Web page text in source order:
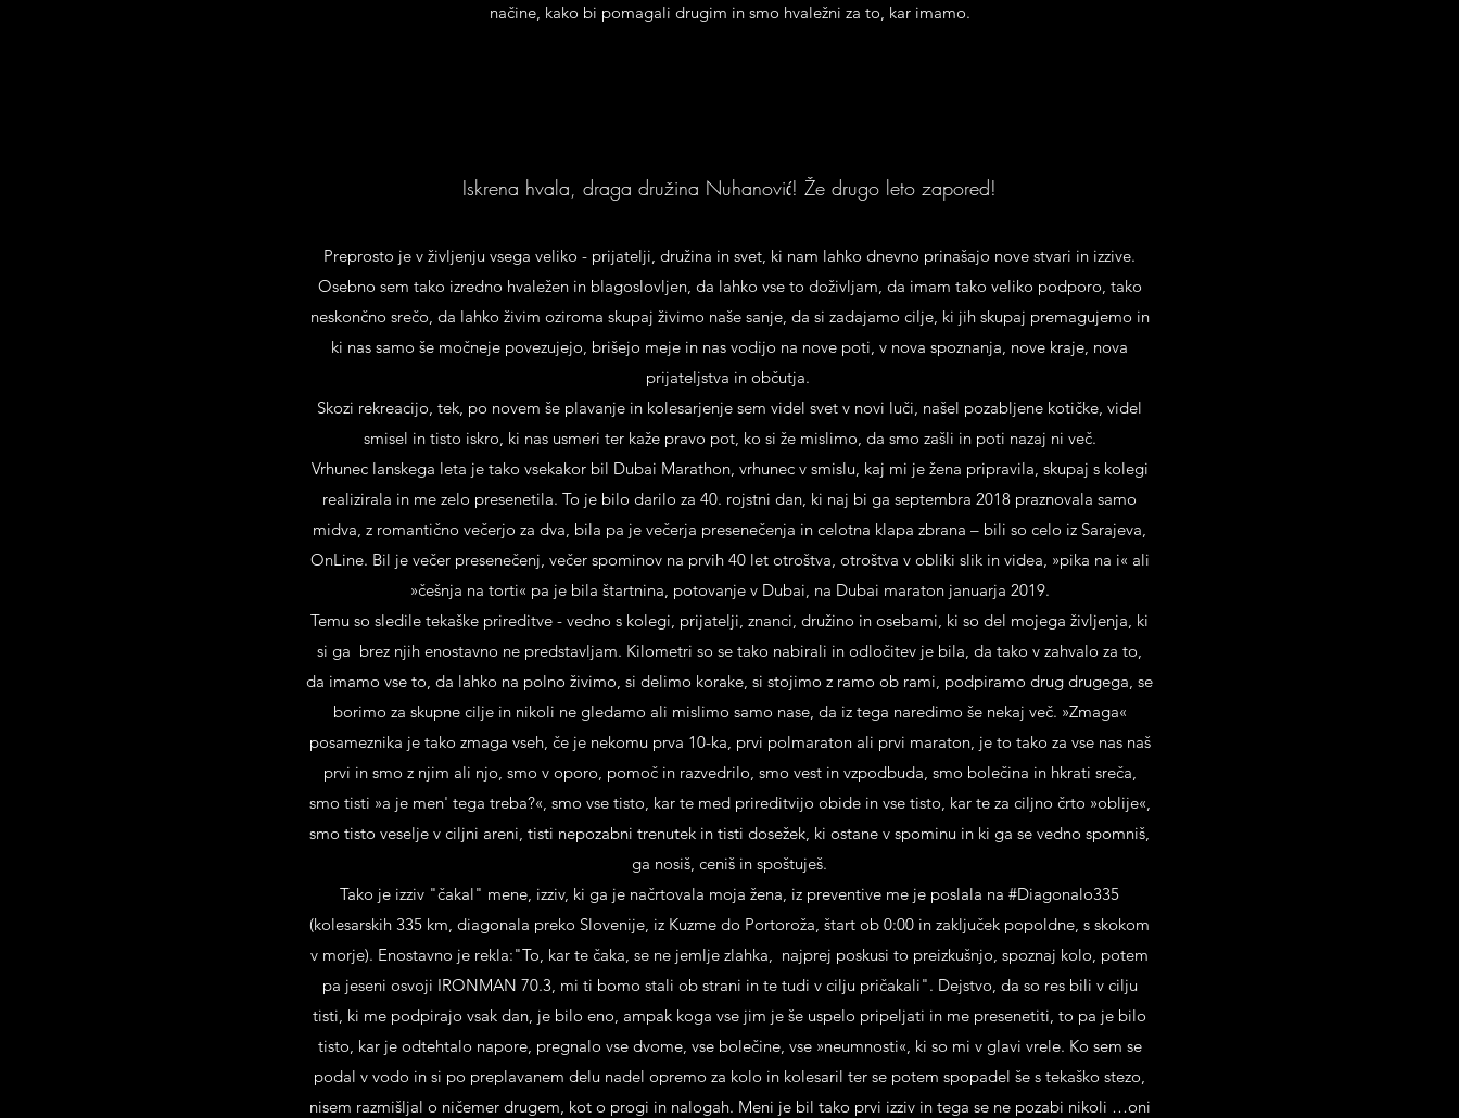
načine, kako bi pomagali drugim in smo hvaležni za to, kar imamo.
Iskrena hvala, draga družina Nuhanović! Že drugo leto zapored!
Preprosto je v življenju vsega veliko - prijatelji, družina in svet, ki nam lahko dnevno prinašajo nove stvari in izzive.
Osebno sem tako izredno hvaležen in blagoslovljen, da lahko vse to doživljam, da imam tako veliko podporo, tako
neskončno srečo, da lahko živim oziroma skupaj živimo naše sanje, da si zadajamo cilje, ki jih skupaj premagujemo in
ki nas samo še močneje povezujejo, brišejo meje in nas vodijo na nove poti, v nova spoznanja, nove kraje, nova
prijateljstva in občutja.
Skozi rekreacijo, tek, po novem še plavanje in kolesarjenje sem videl svet v novi luči, našel pozabljene kotičke, videl
smisel in tisto iskro, ki nas usmeri ter kaže pravo pot, ko si že mislimo, da smo zašli in poti nazaj ni več.
Vrhunec lanskega leta je tako vsekakor bil Dubai Marathon, vrhunec v smislu, kaj mi je žena pripravila, skupaj s kolegi
realizirala in me zelo presenetila. To je bilo darilo za 40. rojstni dan, ki naj bi ga septembra 2018 praznovala samo
midva, z romantično večerjo za dva, bila pa je večerja presenečenja in celotna klapa zbrana – bili so celo iz Sarajeva,
OnLine. Bil je večer presenečenj, večer spominov na prvih 40 let otroštva, otroštva v obliki slik in videa, »pika na i« ali
»češnja na torti« pa je bila štartnina, potovanje v Dubai, na Dubai maraton januarja 2019.
Temu so sledile tekaške prireditve - vedno s kolegi, prijatelji, znanci, družino in osebami, ki so del mojega življenja, ki
si ga brez njih enostavno ne predstavljam. Kilometri so se tako nabirali in odločitev je bila, da tako v zahvalo za to,
da imamo vse to, da lahko na polno živimo, si delimo korake, si stojimo z ramo ob rami, podpiramo drug drugega, se
borimo za skupne cilje in nikoli ne gledamo ali mislimo samo nase, da iz tega naredimo še nekaj več. »Zmaga«
posameznika je tako zmaga vseh, če je nekomu prva 10-ka, prvi polmaraton ali prvi maraton, je to tako za vse nas naš
prvi in smo z njim ali njo, smo v oporo, pomoč in razvedrilo, smo vest in vzpodbuda, smo bolečina in hkrati sreča,
smo tisti »a je men' tega treba?«, smo vse tisto, kar te med prireditvijo obide in vse tisto, kar te za ciljno črto »oblije«,
smo tisto veselje v ciljni areni, tisti nepozabni trenutek in tisti dosežek, ki ostane v spominu in ki ga se vedno spomniš,
ga nosiš, ceniš in spoštuješ.
Tako je izziv "čakal" mene, izziv, ki ga je načrtovala moja žena, iz preventive me je poslala na #Diagonalo335
(kolesarskih 335 km, diagonala preko Slovenije, iz Kuzme do Portoroža, štart ob 0:00 in zaključek popoldne, s skokom
v morje). Enostavno je rekla:"To, kar te čaka, se ne jemlje zlahka, najprej poskusi to preizkušnjo, spoznaj kolo, potem
pa jeseni osvoji IRONMAN 70.3, mi ti bomo stali ob strani in te tudi v cilju pričakali". Dejstvo, da so res bili v cilju
tisti, ki me podpirajo vsak dan, je bilo eno, ampak koga vse jim je še uspelo pripeljati in me presenetiti, to pa je bilo
tisto, kar je odtehtalo napore, pregnalo vse dvome, vse bolečine, vse »neumnosti«, ki so mi v glavi vrele. Ko sem se
podal v vodo in si po preplavanem delu nadel opremo za kolo in kolesaril ter se potem spopadel še s tekaško stezo,
nisem razmišljal o ničemer drugem, kot o progi in nalogah. Meni je bil tako prvi izziv in tega se ne pozabi nikoli …oni